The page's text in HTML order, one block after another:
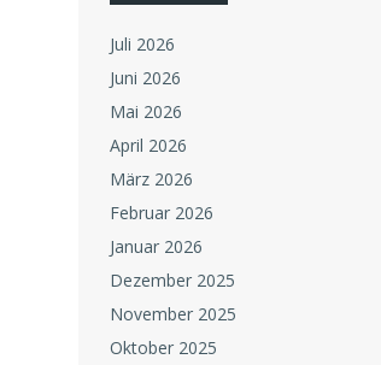
Juli 2026
Juni 2026
Mai 2026
April 2026
März 2026
Februar 2026
Januar 2026
Dezember 2025
November 2025
Oktober 2025